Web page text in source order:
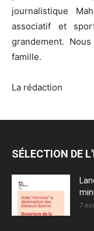
journalistique
associatif et
grandement.
famille.
La rédaction
SÉLECTION DE
7